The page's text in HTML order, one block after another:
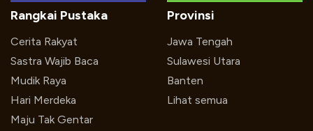
Rangkai Pustaka
Cerita Rakyat
Sastra Wajib Baca
Mudik Raya
Hari Merdeka
Maju Tak Gentar
Provinsi
Jawa Tengah
Sulawesi Utara
Banten
Lihat semua